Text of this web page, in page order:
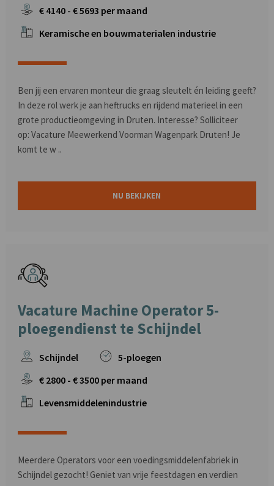
€ 4140 - €5693 per maand
Keramische en bouwmaterialen industrie
Ben jij een ervaren monteur die graag sleutelt én leiding geeft?
In deze rol werk je aan heftrucks en rijdend materieel in een
grote productieomgeving in Druten. Interesse? Solliciteer
op: Vacature Meewerkend Voorman Wagenpark Druten! Je
komt te w ..
NU BEKIJKEN
Vacature Machine Operator 5-
ploegendienst te Schijndel
Schijndel
5-ploegen
€ 2800 - €3500 per maand
Levensmiddelenindustrie
Meerdere Operators voor een voedingsmiddelenfabriek in
Schijndel gezocht! Geniet van vrije feestdagen en verdien